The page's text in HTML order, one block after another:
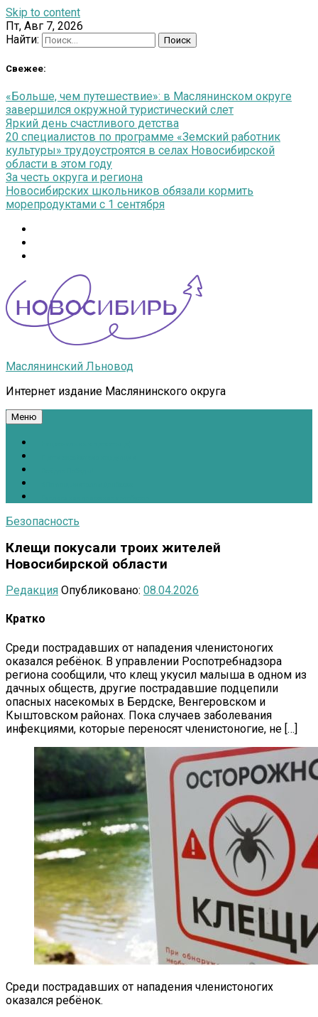
Skip to content
Пт, Авг 7, 2026
Найти:
Свежее:
«Больше, чем путешествие»: в Маслянинском округе
завершился окружной туристический слет
Яркий день счастливого детства
20 специалистов по программе «Земский работник
культуры» трудоустроятся в селах Новосибирской
области в этом году
За честь округа и региона
Новосибирских школьников обязали кормить
морепродуктами с 1 сентября
Маслянинский Льновод
Интернет издание Маслянинского округа
Меню
Безопасность
Клещи покусали троих жителей
Новосибирской области
Редакция Опубликовано: 08.04.2026
Кратко
Среди пострадавших от нападения членистоногих
оказался ребёнок. В управлении Роспотребнадзора
региона сообщили, что клещ укусил малыша в одном из
дачных обществ, другие пострадавшие подцепили
опасных насекомых в Бердске, Венгеровском и
Кыштовском районах. Пока случаев заболевания
инфекциями, которые переносят членистоногие, не […]
Среди пострадавших от нападения членистоногих
оказался ребёнок.